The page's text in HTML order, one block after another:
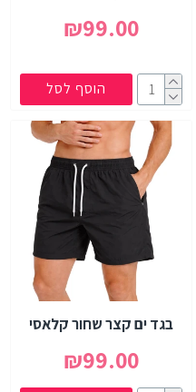
₪99.00
הוסף לסל
בגד ים קצר שחור קלאסי
₪99.00